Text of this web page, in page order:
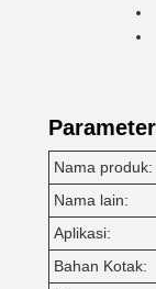
Nama produk:
Nama lain:
Aplikasi:
Bahan Kotak: